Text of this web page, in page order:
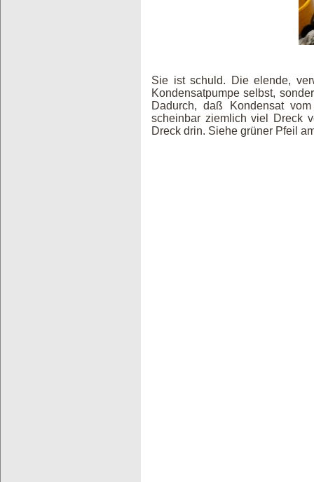
Sie ist schuld. Die elende,
Kondensatpumpe selbst,
Dadurch, daß Kondensat
scheinbar ziemlich viel Dreck
Dreck drin. Siehe grüner Pfeil